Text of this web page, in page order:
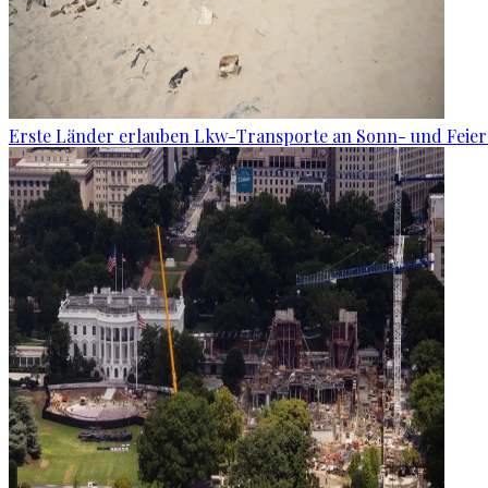
Erste Länder erlauben Lkw-Transporte an Sonn- und